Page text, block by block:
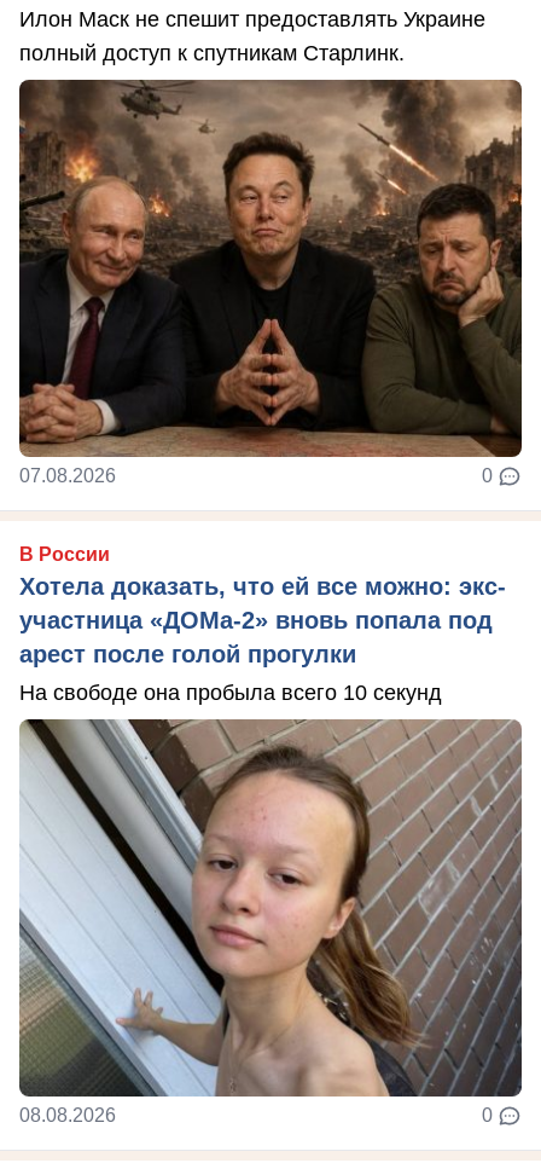
Илон Маск не спешит предоставлять Украине
полный доступ к спутникам Старлинк.
07.08.2026 0
В России
Хотела доказать, что ей все можно: экс-
участница «ДОМа-2» вновь попала под
арест после голой прогулки
На свободе она пробыла всего 10 секунд
08.08.2026 0